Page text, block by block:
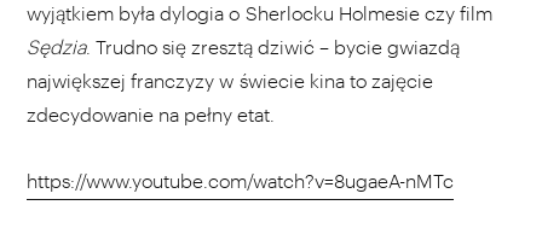
wyjątkiem była dylogia o Sherlocku Holmesie czy film
Sędzia. Trudno się zresztą dziwić – bycie gwiazdą
największej franczyzy w świecie kina to zajęcie
zdecydowanie na pełny etat.
https://www.youtube.com/watch?v=8ugaeA-nMTc